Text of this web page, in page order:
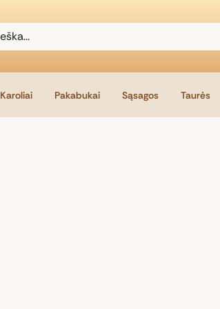
Karoliai Pakabukai Sąsagos Taurės